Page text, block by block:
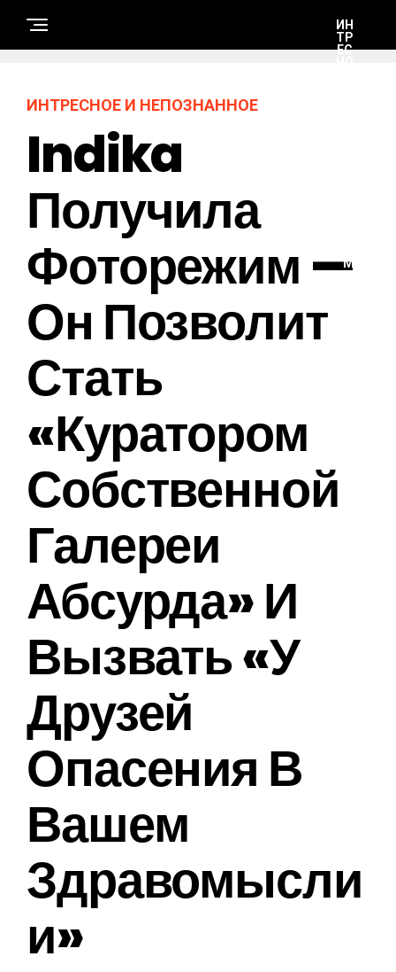
ИН
ТР
ЕС
М
ИНТРЕСНОЕ И НЕПОЗНАННОЕ
Indika
Получила
Фоторежим —
Он Позволит
Стать
«куратором
Собственной
Галереи
Абсурда» И
Вызвать «у
Друзей
Опасения В
Вашем
Здравомысли
И»